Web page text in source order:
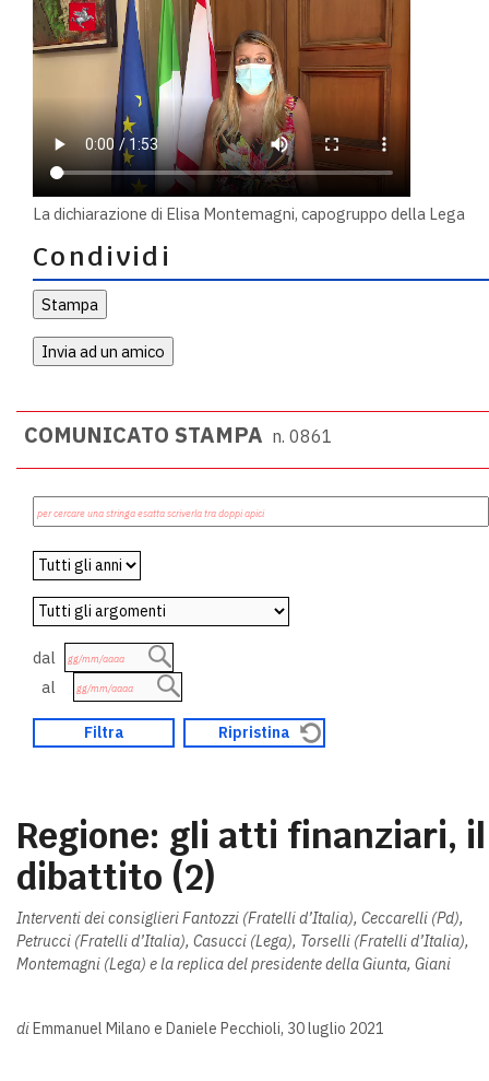
La dichiarazione di Elisa Montemagni, capogruppo della Lega
Condividi
COMUNICATO STAMPA n. 0861
dal
al
Regione: gli atti finanziari, il
dibattito (2)
Interventi dei consiglieri Fantozzi (Fratelli d’Italia), Ceccarelli (Pd),
Petrucci (Fratelli d’Italia), Casucci (Lega), Torselli (Fratelli d’Italia),
Montemagni (Lega) e la replica del presidente della Giunta, Giani
diEmmanuel Milano e Daniele Pecchioli, 30 luglio 2021